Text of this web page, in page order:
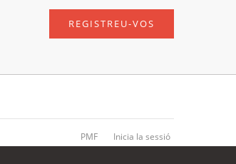
REGISTREU-VOS
PMF Inicia la sessió